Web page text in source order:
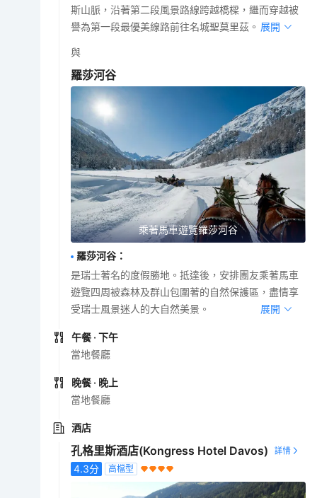
斯山脈，沿著第二段風景路線跨越橋樑，繼而穿越被
譽為第一段最優美線路前往名城聖莫里茲。 展開
與
羅莎河谷
乘著馬車遊覽羅莎河谷
羅莎河谷 ：
是瑞士著名的度假勝地。抵達後，安排團友乘著馬車
遊覽四周被森林及群山包圍著的自然保護區，盡情享
受瑞士風景迷人的大自然美景。
展開
午餐 · 下午
當地餐廳
晚餐 · 晚上
當地餐廳
酒店
孔格里斯酒店(Kongress Hotel Davos)
4.3分 高檔型